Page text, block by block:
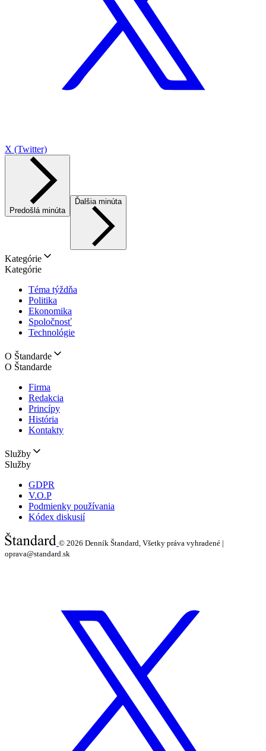
X (Twitter)
Predošlá minúta
Ďalšia minúta
Kategórie
Kategórie
Téma týždňa
Politika
Ekonomika
Spoločnosť
Technológie
O Štandarde
O Štandarde
Firma
Redakcia
Princípy
História
Kontakty
Služby
Služby
GDPR
V.O.P
Podmienky používania
Kódex diskusií
© 2026 Denník Štandard, Všetky práva vyhradené |
oprava@standard.sk